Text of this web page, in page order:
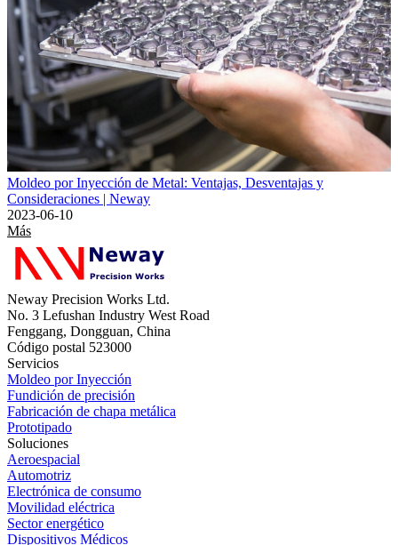
Moldeo por Inyección de Metal: Ventajas, Desventajas y
Consideraciones | Neway
2023-06-10
Más
Neway Precision Works Ltd.
No. 3 Lefushan Industry West Road
Fenggang, Dongguan, China
Código postal 523000
Servicios
Moldeo por Inyección
Fundición de precisión
Fabricación de chapa metálica
Prototipado
Soluciones
Aeroespacial
Automotriz
Electrónica de consumo
Movilidad eléctrica
Sector energético
Dispositivos Médicos